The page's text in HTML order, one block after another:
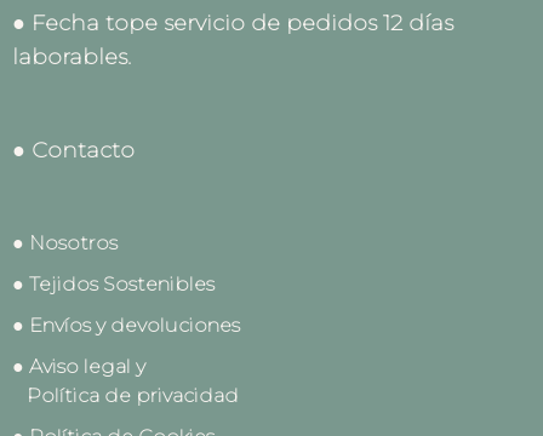
● Fecha tope servicio de pedidos 12 días
laborables.
● Contacto
● Nosotros
● Tejidos Sostenibles
● Envíos y devoluciones
● Aviso legal y
Política de privacidad